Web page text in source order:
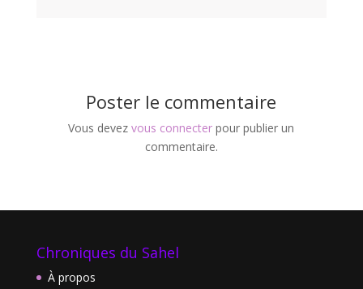
Poster le commentaire
Vous devezvous connecter pour publier un
commentaire.
Chroniques du Sahel
À propos